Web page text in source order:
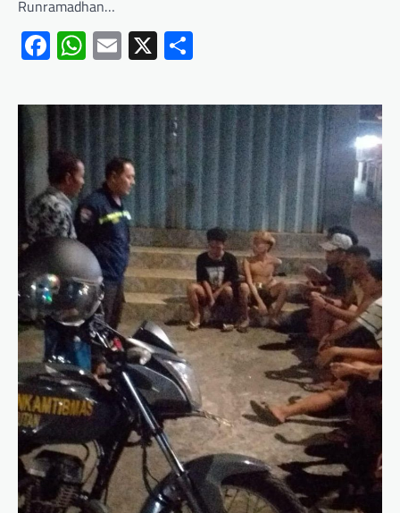
Runramadhan…
Facebook
WhatsApp
Email
X